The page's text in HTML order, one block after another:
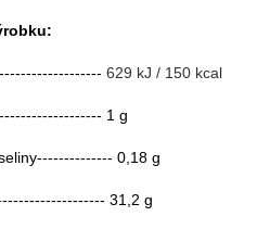
629 kJ / 150 kcal
1 g
0,18 g
31,2 g